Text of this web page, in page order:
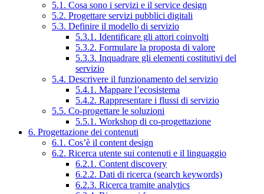
5.1. Cosa sono i servizi e il service design
5.2. Progettare servizi pubblici digitali
5.3. Definire il modello di servizio
5.3.1. Identificare gli attori coinvolti
5.3.2. Formulare la proposta di valore
5.3.3. Inquadrare gli elementi costitutivi del
servizio
5.4. Descrivere il funzionamento del servizio
5.4.1. Mappare l’ecosistema
5.4.2. Rappresentare i flussi di servizio
5.5. Co-progettare le soluzioni
5.5.1. Workshop di co-progettazione
6. Progettazione dei contenuti
6.1. Cos’è il content design
6.2. Ricerca utente sui contenuti e il linguaggio
6.2.1. Content discovery
6.2.2. Dati di ricerca (search keywords)
6.2.3. Ricerca tramite analytics